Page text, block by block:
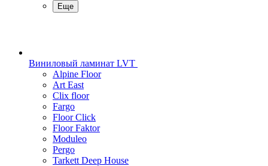
Еще
Виниловый ламинат LVT
Alpine Floor
Art East
Clix floor
Fargo
Floor Click
Floor Faktor
Moduleo
Pergo
Tarkett Deep House